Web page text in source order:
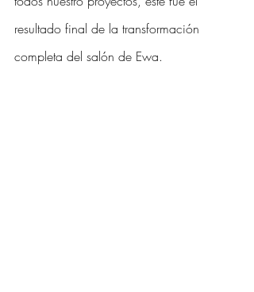
resultado final de la transformación
completa del salón de Ewa.